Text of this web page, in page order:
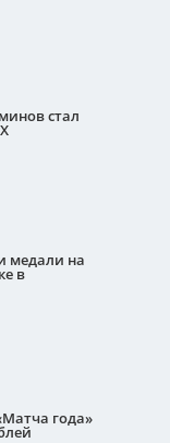
стал
медали на
в
года»